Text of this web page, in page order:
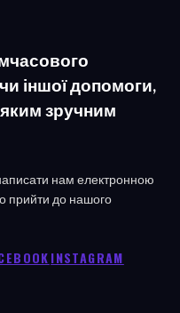
іншої допомоги,
зручним
нам електронною
прийти до нашого
INSTAGRAM